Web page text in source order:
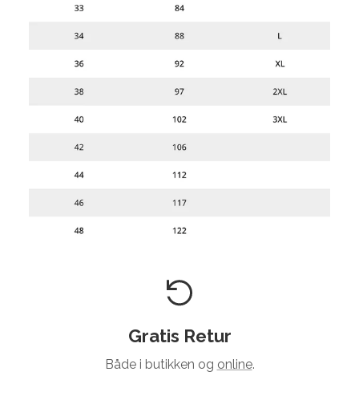
Gratis Retur
Både i butikken og online.